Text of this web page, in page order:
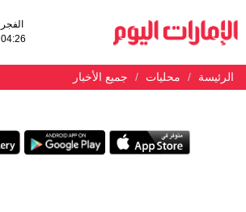
الفجر
04:26
الرئيسة محليات جميع الأخبار